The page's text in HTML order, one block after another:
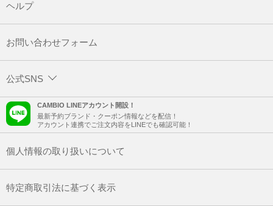
ヘルプ
お問い合わせフォーム
公式SNS
CAMBIO LINEアカウント開設！
最新予約ブランド・クーポン情報などを配信！
アカウント連携でご注文内容をLINEでも確認可能！
個人情報の取り扱いについて
特定商取引法に基づく表示